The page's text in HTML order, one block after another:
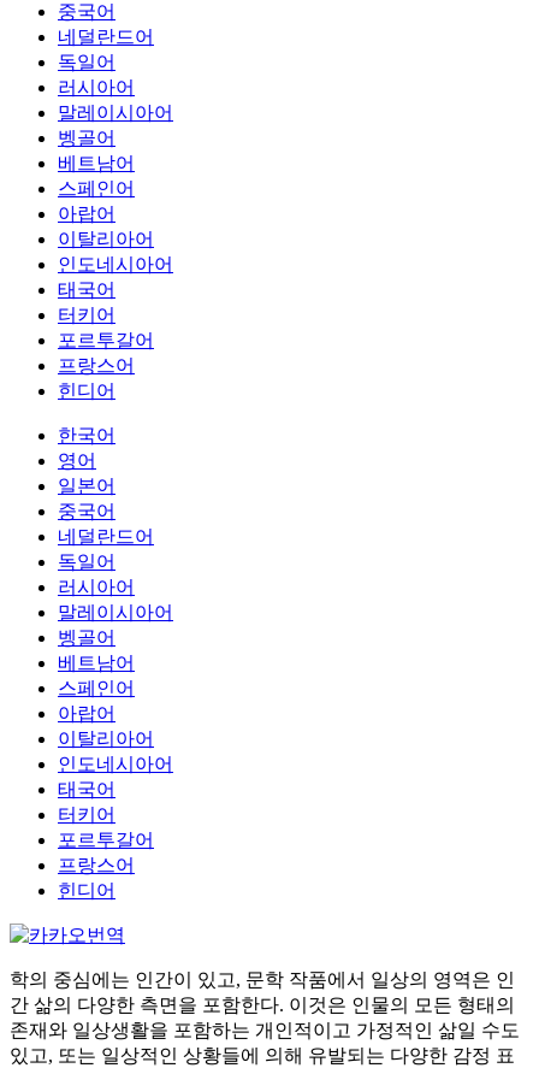
중국어
네덜란드어
독일어
러시아어
말레이시아어
벵골어
베트남어
스페인어
아랍어
이탈리아어
인도네시아어
태국어
터키어
포르투갈어
프랑스어
힌디어
한국어
영어
일본어
중국어
네덜란드어
독일어
러시아어
말레이시아어
벵골어
베트남어
스페인어
아랍어
이탈리아어
인도네시아어
태국어
터키어
포르투갈어
프랑스어
힌디어
학의 중심에는 인간이 있고, 문학 작품에서 일상의 영역은 인
간 삶의 다양한 측면을 포함한다. 이것은 인물의 모든 형태의
존재와 일상생활을 포함하는 개인적이고 가정적인 삶일 수도
있고, 또는 일상적인 상황들에 의해 유발되는 다양한 감정 표